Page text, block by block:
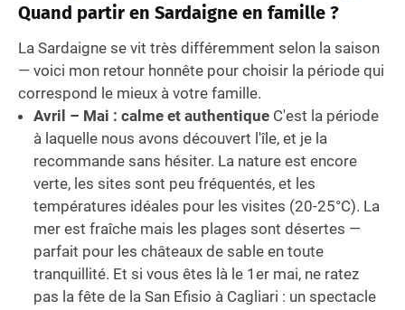
Quand partir en Sardaigne en famille ?
La Sardaigne se vit très différemment selon la saison
— voici mon retour honnête pour choisir la période qui
correspond le mieux à votre famille.
Avril – Mai : calme et authentique C'est la période
à laquelle nous avons découvert l'île, et je la
recommande sans hésiter. La nature est encore
verte, les sites sont peu fréquentés, et les
températures idéales pour les visites (20-25°C). La
mer est fraîche mais les plages sont désertes —
parfait pour les châteaux de sable en toute
tranquillité. Et si vous êtes là le 1er mai, ne ratez
pas la fête de la San Efisio à Cagliari : un spectacle